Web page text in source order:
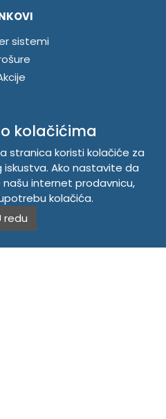
sistemi
kolačićima
korištenja
privatnosti
BRATUNAC
Bosna i Hercegovina
kolačićima
stranica koristi kolačiće za
iskustva. Ako nastavite da
internet prodavnicu,
kolačića.
redu